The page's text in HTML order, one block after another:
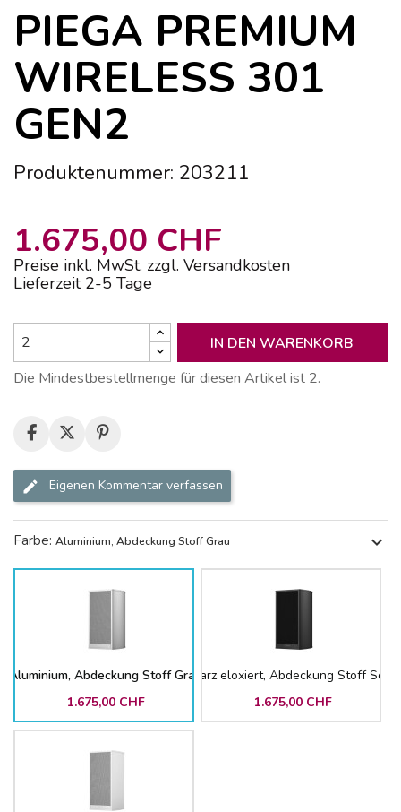
PIEGA PREMIUM
WIRELESS 301
GEN2
Produktenummer: 203211
1.675,00 CHF
Preise inkl. MwSt. zzgl. Versandkosten
Lieferzeit 2-5 Tage
IN DEN WARENKORB
Die Mindestbestellmenge für diesen Artikel ist 2.
Eigenen Kommentar verfassen
Farbe: Aluminium, Abdeckung Stoff Grau expand_more
Aluminium, Abdeckung Stoff Grau
1.675,00 CHF
Schwarz eloxiert, Abdeckung Stoff
1.675,00 CHF